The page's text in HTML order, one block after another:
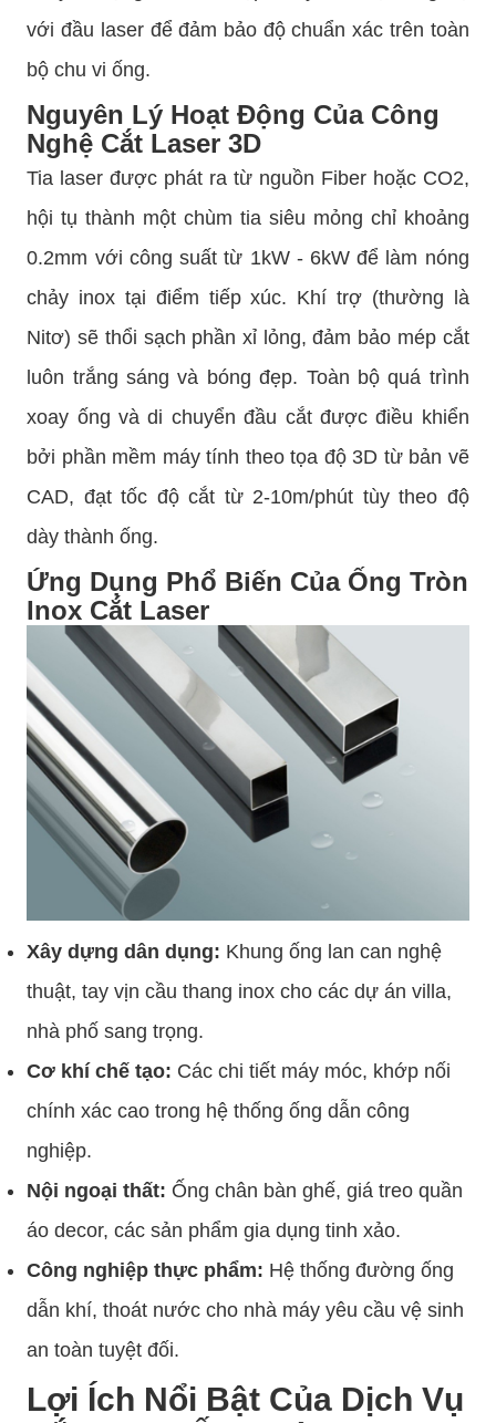
với đầu laser để đảm bảo độ chuẩn xác trên toàn
bộ chu vi ống.
Nguyên Lý Hoạt Động Của Công
Nghệ Cắt Laser 3D
Tia laser được phát ra từ nguồn Fiber hoặc CO2,
hội tụ thành một chùm tia siêu mỏng chỉ khoảng
0.2mm với công suất từ 1kW - 6kW để làm nóng
chảy inox tại điểm tiếp xúc. Khí trợ (thường là
Nitơ) sẽ thổi sạch phần xỉ lỏng, đảm bảo mép cắt
luôn trắng sáng và bóng đẹp. Toàn bộ quá trình
xoay ống và di chuyển đầu cắt được điều khiển
bởi phần mềm máy tính theo tọa độ 3D từ bản vẽ
CAD, đạt tốc độ cắt từ 2-10m/phút tùy theo độ
dày thành ống.
Ứng Dụng Phổ Biến Của Ống Tròn
Inox Cắt Laser
Xây dựng dân dụng: Khung ống lan can nghệ
thuật, tay vịn cầu thang inox cho các dự án villa,
nhà phố sang trọng.
Cơ khí chế tạo: Các chi tiết máy móc, khớp nối
chính xác cao trong hệ thống ống dẫn công
nghiệp.
Nội ngoại thất: Ống chân bàn ghế, giá treo quần
áo decor, các sản phẩm gia dụng tinh xảo.
Công nghiệp thực phẩm: Hệ thống đường ống
dẫn khí, thoát nước cho nhà máy yêu cầu vệ sinh
an toàn tuyệt đối.
Lợi Ích Nổi Bật Của Dịch Vụ